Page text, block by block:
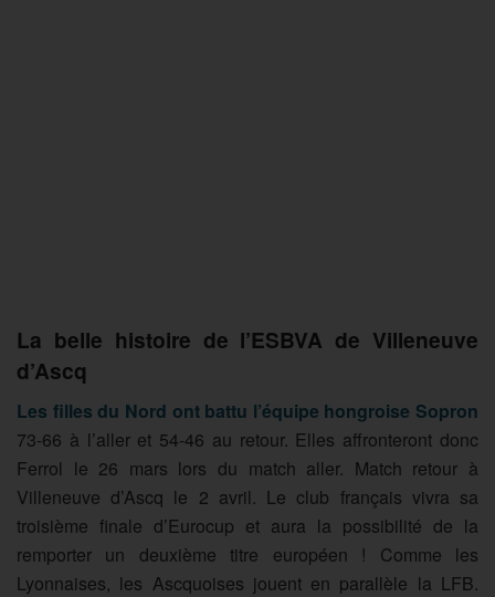
La belle histoire de l’ESBVA de Villeneuve
d’Ascq
Les filles du Nord ont battu l’équipe hongroise Sopron
73-66 à l’aller et 54-46 au retour. Elles affronteront donc
Ferrol le 26 mars lors du match aller. Match retour à
Villeneuve d’Ascq le 2 avril. Le club français vivra sa
troisième finale d’Eurocup et aura la possibilité de la
remporter un deuxième titre européen ! Comme les
Lyonnaises, les Ascquoises jouent en parallèle la LFB.